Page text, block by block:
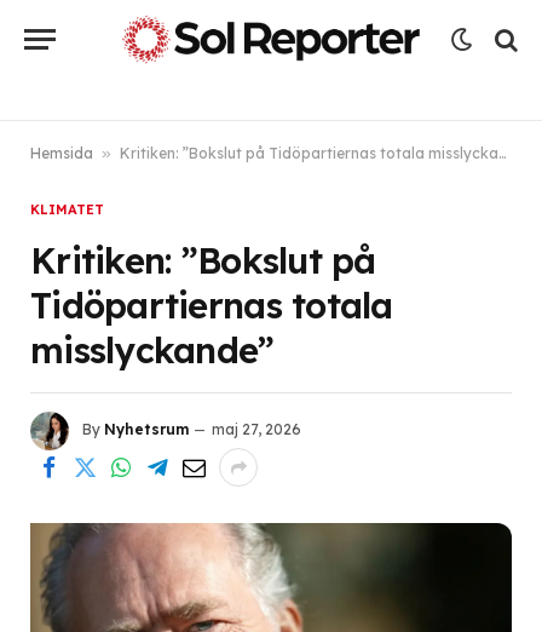
Hemsida » Kritiken: ”Bokslut på Tidöpartiernas totala misslyckande”
KLIMATET
Kritiken: ”Bokslut på
Tidöpartiernas totala
misslyckande”
By Nyhetsrum maj 27, 2026